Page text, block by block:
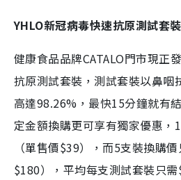
YHLO新冠病毒快速抗原測試套裝
健康食品品牌CATALO門市現正
抗原測試套裝，測試套裝以鼻咽
高達98.26%，最快15分鐘就有
定金額換購更可享有獨家優惠
（單售價$39），而5支裝換購
$180），平均每支測試套裝只